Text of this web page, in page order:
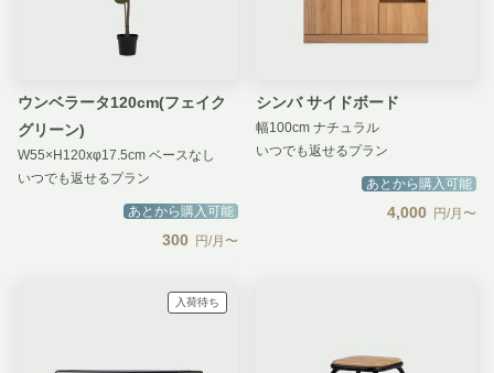
ウンベラータ120cm(フェイク
グリーン)
W55×H120xφ17.5cm ベースなし
いつでも返せるプラン
あとから購入可能
300 円/月〜
シンバ サイドボード
幅100cm ナチュラル
いつでも返せるプラン
あとから購入可能
4,000 円/月〜
入荷待ち